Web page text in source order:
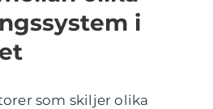
i
som skiljer olika